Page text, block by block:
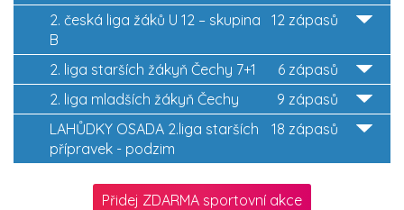
12 zápasů
2. česká liga žáků U 12 – skupina
B
6 zápasů
2. liga starších žákyň Čechy 7+1
9 zápasů
2. liga mladších žákyň Čechy
18 zápasů
LAHŮDKY OSADA 2.liga starších
přípravek - podzim
Přidej ZDARMA sportovní akce